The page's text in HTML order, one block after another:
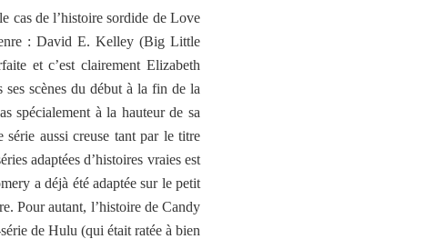
cas de l’histoire sordide de Love
: David E. Kelley (Big Little
et c’est clairement Elizabeth
scènes du début à la fin de la
spécialement à la hauteur de sa
série aussi creuse tant par le titre
adaptées d’histoires vraies est
a déjà été adaptée sur le petit
Pour autant, l’histoire de Candy
de Hulu (qui était ratée à bien